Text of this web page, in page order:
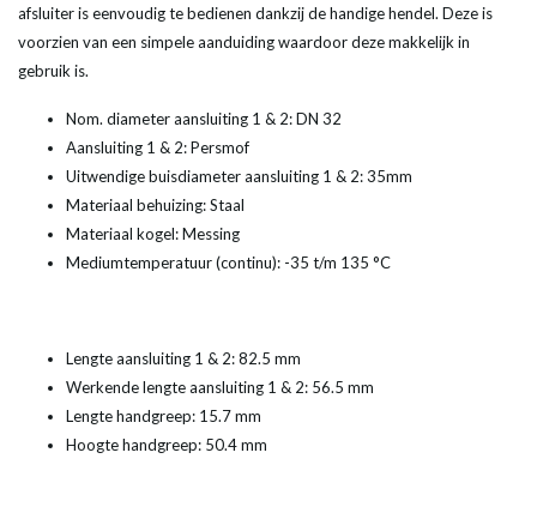
afsluiter is eenvoudig te bedienen dankzij de handige hendel. Deze is
voorzien van een simpele aanduiding waardoor deze makkelijk in
gebruik is.
Nom. diameter aansluiting 1 & 2:DN 32
Aansluiting 1 & 2:Persmof
Uitwendige buisdiameter aansluiting 1 & 2: 35mm
Materiaal behuizing: Staal
Materiaal kogel: Messing
Mediumtemperatuur (continu): -35 t/m 135 °C
Lengte aansluiting 1 & 2: 82.5 mm
Werkende lengte aansluiting 1 & 2: 56.5 mm
Lengte handgreep: 15.7 mm
Hoogte handgreep: 50.4 mm